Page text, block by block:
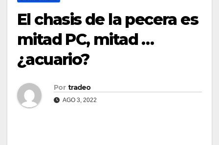
El chasis de la pecera es
mitad PC, mitad …
¿acuario?
Por tradeo
AGO 3, 2022